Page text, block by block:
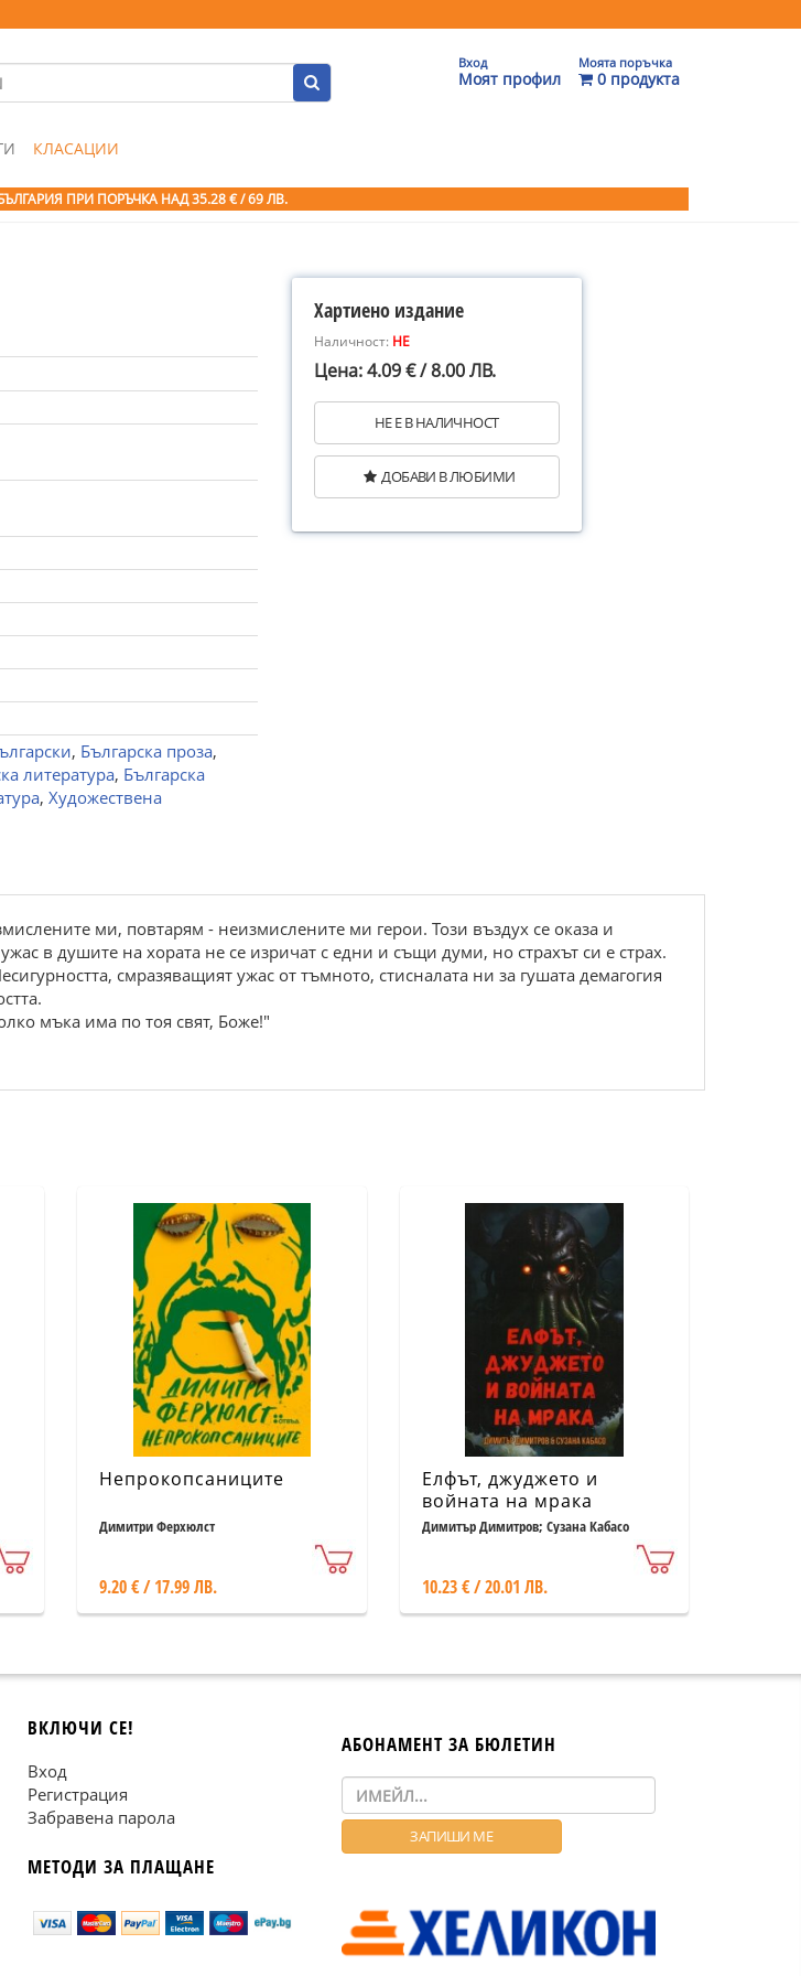
Вход
Моят профил
Моята поръчка
0 продукта
КЛАСАЦИИ
ПРИ ПОРЪЧКА НАД 35.28 € / 69 ЛВ.
, Българска проза,
литература, Българска
, Художествена
Хартиено издание
Наличност: НЕ
Цена: 4.09 € / 8.00 ЛВ.
НЕ Е В НАЛИЧНОСТ
ДОБАВИ В ЛЮБИМИ
ми, повтарям - неизмислените ми герои. Този въздух се оказа и
в душите на хората не се изричат с едни и същи думи, но страхът си е страх.
смразяващият ужас от тъмното, стисналата ни за гушата демагогия
мъка има по тоя свят, Боже!"
Непрокопсаниците
Димитри Ферхюлст
9.20 € / 17.99 ЛВ.
Елфът, джуджето и
войната на мрака
Димитър Димитров; Сузана Кабасо
10.23 € / 20.01 ЛВ.
ВКЛЮЧИ СЕ!
Вход
Регистрация
Забравена парола
МЕТОДИ ЗА ПЛАЩАНЕ
АБОНАМЕНТ ЗА БЮЛЕТИН